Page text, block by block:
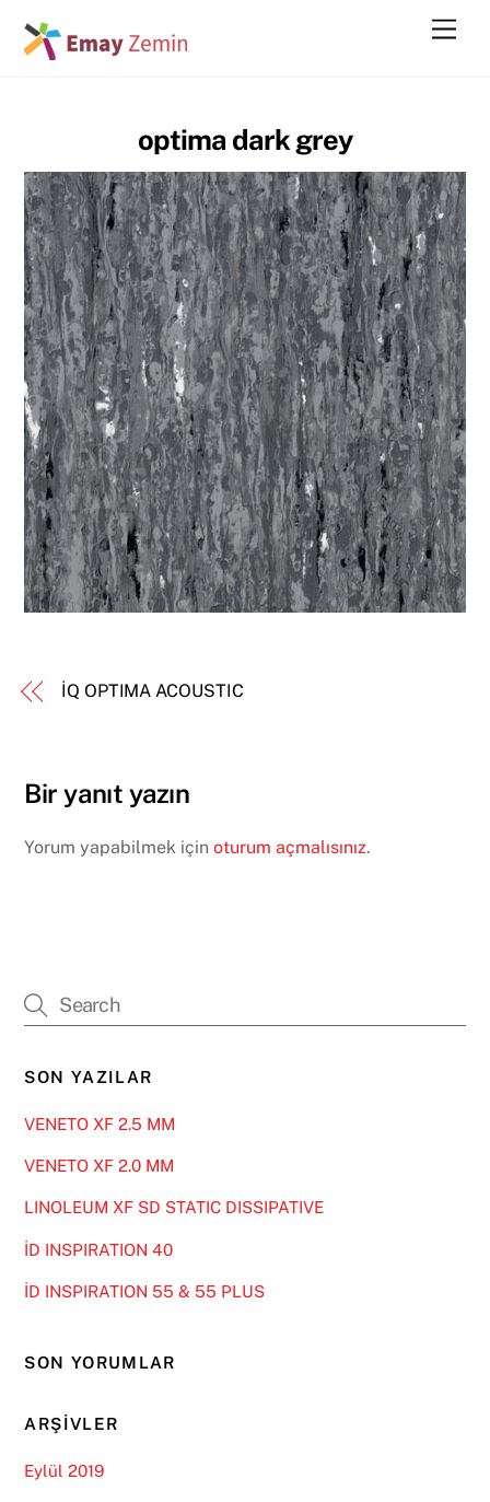
optima dark grey
İQ OPTIMA ACOUSTIC
Bir yanıt yazın
Yorum yapabilmek içinoturum açmalısınız.
SON YAZILAR
VENETO XF 2.5 MM
VENETO XF 2.0 MM
LINOLEUM XF SD STATIC DISSIPATIVE
İD INSPIRATION 40
İD INSPIRATION 55 & 55 PLUS
SON YORUMLAR
ARŞIVLER
Eylül 2019